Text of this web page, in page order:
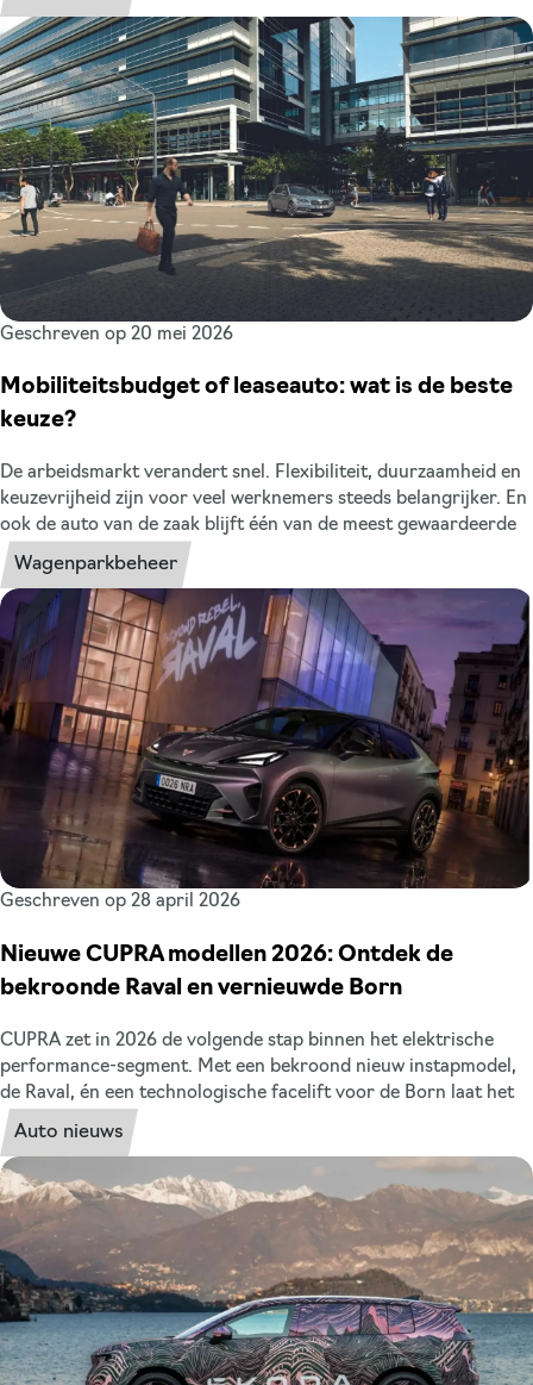
uit Deventer. Drie sterke namen uit de regio, met dezelfde
mentaliteit: nuchter, betrokken en altijd in beweging. Een
samenwerking die al jaren staat als een huis, gebouwd op
vertrouwen, respect en vooral: samen de schouders eronder.
Geschreven op 20 mei 2026
Mobiliteitsbudget of leaseauto: wat is de beste
keuze?
De arbeidsmarkt verandert snel. Flexibiliteit, duurzaamheid en
keuzevrijheid zijn voor veel werknemers steeds belangrijker. En
ook de auto van de zaak blijft één van de meest gewaardeerde
arbeidsvoorwaarden in Nederland. Tegelijk bieden steeds meer
organisaties ook een mobiliteitsbudget aan. Maar wat is voor u
de beste keuze? Zeker met de komst van de pseudo-eindheffing
op fossiele auto’s in 2027 wordt die vraag steeds relevanter. In
dit artikel zetten wij de voor- en nadelen overzichtelijk voor u
op een rij. Voor werkgevers én werknemers.
Wagenparkbeheer
Geschreven op 28 april 2026
Nieuwe CUPRA modellen 2026: Ontdek de
bekroonde Raval en vernieuwde Born
CUPRA zet in 2026 de volgende stap binnen het elektrische
performance-segment. Met een bekroond nieuw instapmodel,
de Raval, én een technologische facelift voor de Born laat het
merk zien hoe sportiviteit, design en elektrische innovatie
samenkomen. We zetten het nieuwe CUPRA model en de facelift
van de Born in 2026 overzichtelijk voor u op een rij.
Auto nieuws